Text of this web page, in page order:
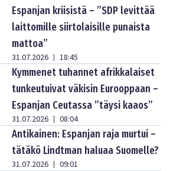
Espanjan kriisistä – ”SDP levittää
laittomille siirtolaisille punaista
mattoa”
31.07.2026 | 18:45
Kymmenet tuhannet afrikkalaiset
tunkeutuivat väkisin Eurooppaan –
Espanjan Ceutassa ”täysi kaaos”
31.07.2026 | 08:04
Antikainen: Espanjan raja murtui –
tätäkö Lindtman haluaa Suomelle?
31.07.2026 | 09:01